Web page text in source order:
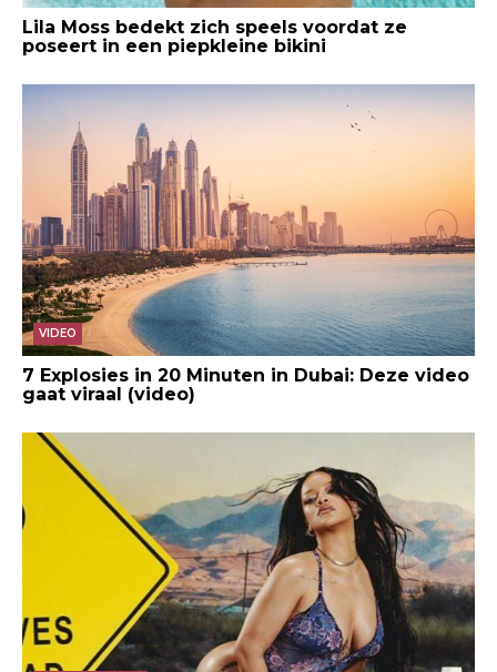
Lila Moss bedekt zich speels voordat ze
poseert in een piepkleine bikini
VIDEO
7 Explosies in 20 Minuten in Dubai: Deze video
gaat viraal (video)